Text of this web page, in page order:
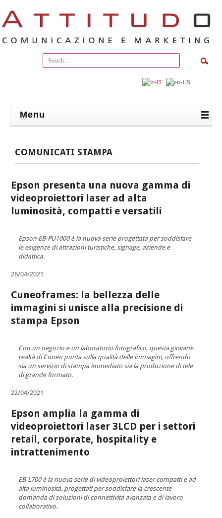
Menu
COMUNICATI STAMPA
Epson presenta una nuova gamma di
videoproiettori laser ad alta
luminosità, compatti e versatili
Epson EB-PU1000 è la nuova serie progettata per soddisfare
le esigenze di attrazioni turistiche, signage, aziende e
didattica.
26/04/2021
Cuneoframes: la bellezza delle
immagini si unisce alla precisione di
stampa Epson
Con un negozio e un laboratorio fotografico, questa giovane
realtà di Cuneo punta sulla qualità delle immagini, offrendo
sia un servizio di stampa immediato sia la produzione di tele
di grande formato.
22/04/2021
Epson amplia la gamma di
videoproiettori laser 3LCD per i settori
retail, corporate, hospitality e
intrattenimento
EB-L700 è la nuova serie di videoproiettori laser compatti e ad
alta luminosità, progettati per soddisfare la crescente
domanda di soluzioni di connettività avanzata e di lavoro
collaborativo.